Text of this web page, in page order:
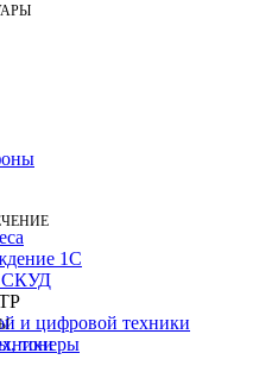
тонеры
1C
СКУД
и цифровой техники